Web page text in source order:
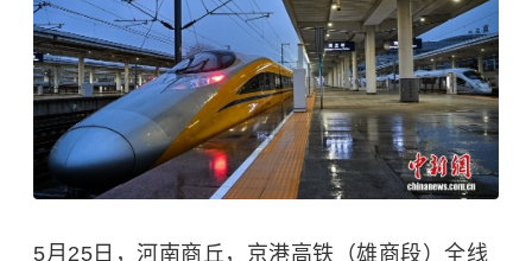
5月25日，河南商丘，京港高铁（雄商段）全线